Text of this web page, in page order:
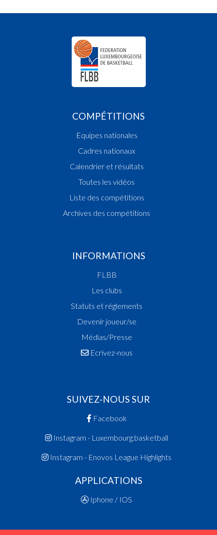
COMPÉTITIONS
Equipes nationales
Cadres nationaux
Calendrier et résultats
Toutes les vidéos
Liste des compétitions
Archives des compétitions
INFORMATIONS
FLBB
Les clubs
Statuts et réglements
Devenir joueur/se
Médias/Presse
Ecrivez-nous
SUIVEZ-NOUS SUR
Facebook
Instagram - Luxembourg.basketball
Instagram - Enovos League Highlights
APPLICATIONS
Iphone / IOS